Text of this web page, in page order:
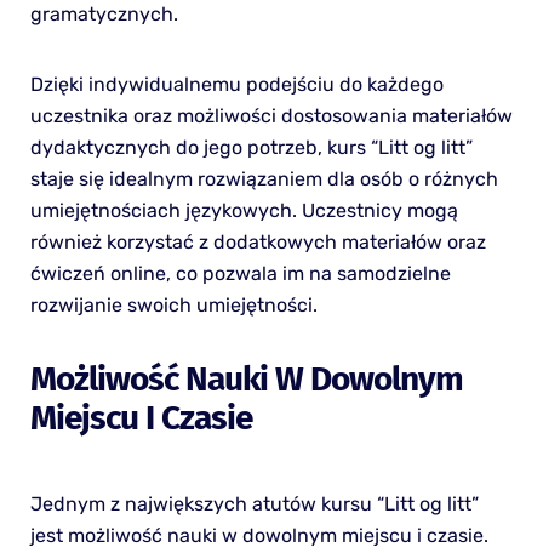
gramatycznych.
Dzięki indywidualnemu podejściu do każdego
uczestnika oraz możliwości dostosowania materiałów
dydaktycznych do jego potrzeb, kurs “Litt og litt”
staje się idealnym rozwiązaniem dla osób o różnych
umiejętnościach językowych. Uczestnicy mogą
również korzystać z dodatkowych materiałów oraz
ćwiczeń online, co pozwala im na samodzielne
rozwijanie swoich umiejętności.
Możliwość Nauki W Dowolnym
Miejscu I Czasie
Jednym z największych atutów kursu “Litt og litt”
jest możliwość nauki w dowolnym miejscu i czasie.